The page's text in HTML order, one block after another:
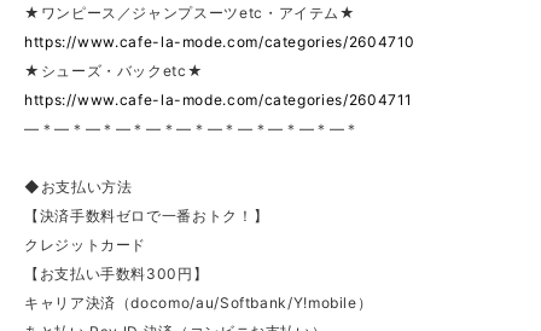
★ワンピース／ジャンプスーツetc・アイテム★
https://www.cafe-la-mode.com/categories/2604710
★シューズ・バックetc★
https://www.cafe-la-mode.com/categories/2604711
—＊—＊—＊—＊—＊—＊—＊—＊—＊—＊—＊
◆お支払い方法
【決済手数料ゼロで一番おトク！】
クレジットカード
【お支払い手数料300円】
キャリア決済（docomo/au/Softbank/Y!mobile）